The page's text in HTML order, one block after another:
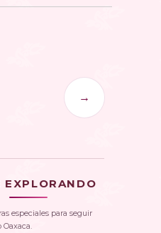
→
EXPLORANDO
especiales para seguir